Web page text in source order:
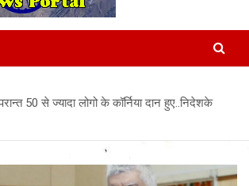
Today, Breaking
News in
50 से ज्यादा लोगो के कॉर्निया दान हुए..निदेशके